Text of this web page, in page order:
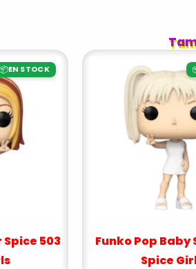
📦EN STOCK
Spice 503
Funko Pop Baby
Spice